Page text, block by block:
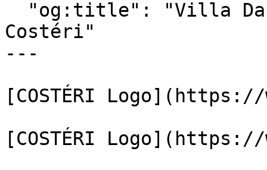
Costéri"
---
[COSTÉRI
[COSTÉRI